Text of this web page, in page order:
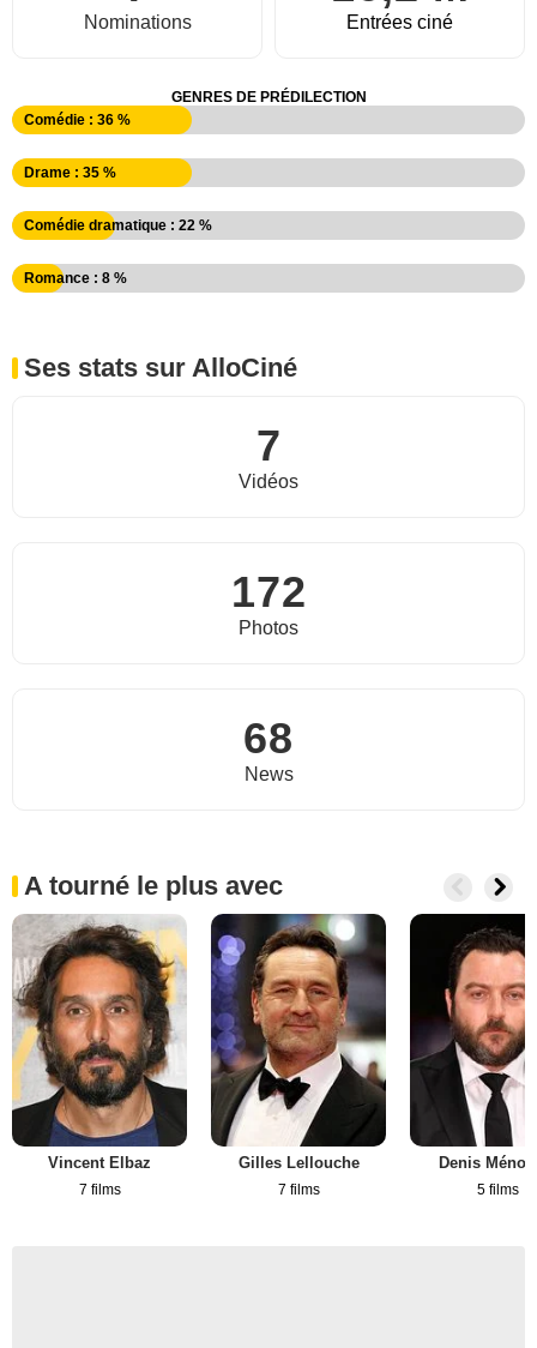
Nominations Entrées ciné
GENRES DE PRÉDILECTION
Comédie : 36 %
Drame : 35 %
Comédie dramatique : 22 %
Romance : 8 %
Ses stats sur AlloCiné
7
Vidéos
172
Photos
68
News
A tourné le plus avec
Vincent Elbaz
7 films
Gilles Lellouche
7 films
Denis
5 films